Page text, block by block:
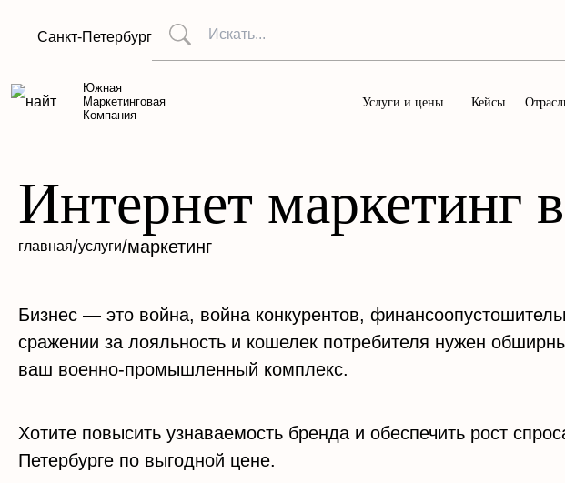
Санкт-Петербург
Южная
Маркетинговая
Компания
Услуги и цены Кейсы
Интернет маркетинг
главная/услуги/маркетинг
Бизнес — это война, война конкурентов,
сражении за лояльность и кошелек потребителя нужен
ваш военно-промышленный комплекс.
Хотите повысить узнаваемость бренда и обеспечить рост
Петербурге по выгодной цене.